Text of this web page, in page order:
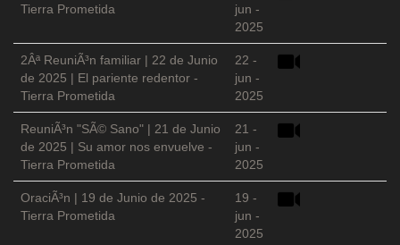
Tierra Prometida
jun -
2025
2Âª ReuniÃ³n familiar | 22 de Junio
de 2025 | El pariente redentor -
Tierra Prometida
22 -
jun -
2025
ReuniÃ³n "SÃ© Sano" | 21 de Junio
de 2025 | Su amor nos envuelve -
Tierra Prometida
21 -
jun -
2025
OraciÃ³n | 19 de Junio de 2025 -
Tierra Prometida
19 -
jun -
2025